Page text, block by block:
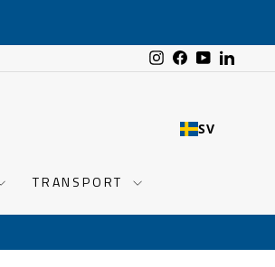
Instagram
Facebook
YouTube
SV
TRANSPORT